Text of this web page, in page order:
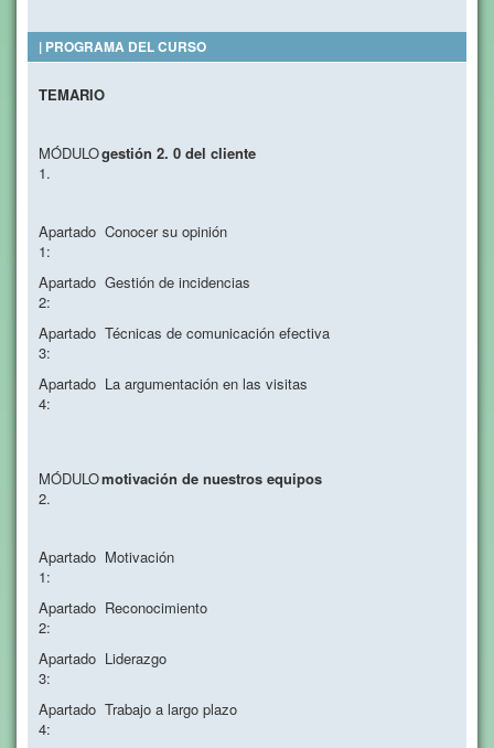
| PROGRAMA DEL CURSO
TEMARIO
MÓDULO
1.
gestión 2. 0 del cliente
Apartado
1:
Conocer su opinión
Apartado
2:
Gestión de incidencias
Apartado
3:
Técnicas de comunicación efectiva
Apartado
4:
La argumentación en las visitas
MÓDULO
2.
motivación de nuestros equipos
Apartado
1:
Motivación
Apartado
2:
Reconocimiento
Apartado
3:
Liderazgo
Apartado
4:
Trabajo a largo plazo